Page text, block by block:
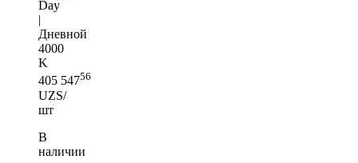
Day
|
Дневной
4000
K
405 54756
UZS/
шт
В
наличии